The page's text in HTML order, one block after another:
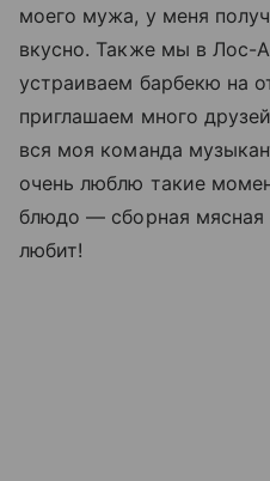
моего мужа, у меня
вкусно. Также мы в Лос-
устраиваем барбекю на
приглашаем много
вся моя команда
очень люблю такие
блюдо — сборная мясная
любит!